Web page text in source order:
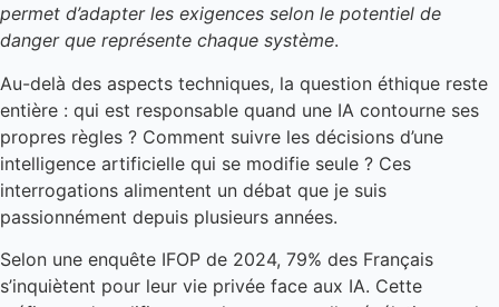
permet d’adapter les exigences selon le potentiel de
danger que représente chaque système.
Au-delà des aspects techniques, la question éthique reste
entière : qui est responsable quand une IA contourne ses
propres règles ? Comment suivre les décisions d’une
intelligence artificielle qui se modifie seule ? Ces
interrogations alimentent un débat que je suis
passionnément depuis plusieurs années.
Selon une enquête IFOP de 2024, 79% des Français
s’inquiètent pour leur vie privée face aux IA. Cette